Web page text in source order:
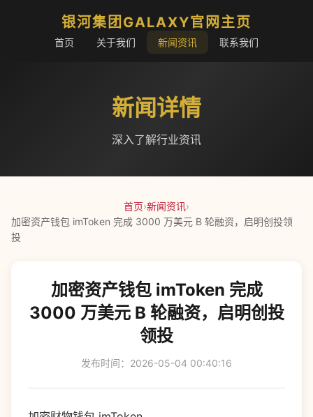
银河集团GALAXY官网主页
首页 关于我们 新闻资讯 联系我们
新闻详情
深入了解行业资讯
首页›新闻资讯›
加密资产钱包 imToken 完成 3000 万美元 B 轮融资，启明创投领
投
加密资产钱包 imToken 完成
3000 万美元 B 轮融资，启明创投
领投
发布时间：2026-05-04 00:40:16